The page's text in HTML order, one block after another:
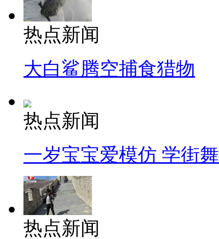
热点新闻
大白鲨腾空捕食猎物
热点新闻
一岁宝宝爱模仿 学街
热点新闻